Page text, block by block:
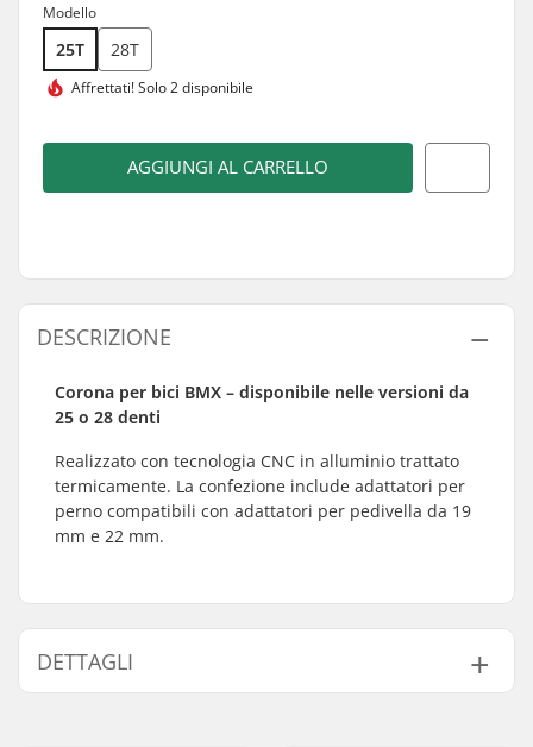
Modello
25T 28T
Affrettati!Solo 2 disponibile
AGGIUNGI AL CARRELLO
DESCRIZIONE
Corona per bici BMX – disponibile nelle versioni da
25 o 28 denti
Realizzato con tecnologia CNC in alluminio trattato
termicamente. La confezione include adattatori per
perno compatibili con adattatori per pedivella da 19
mm e 22 mm.
DETTAGLI